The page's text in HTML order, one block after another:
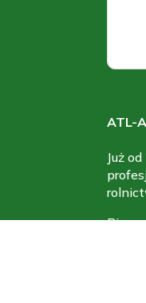
ATL-
Już